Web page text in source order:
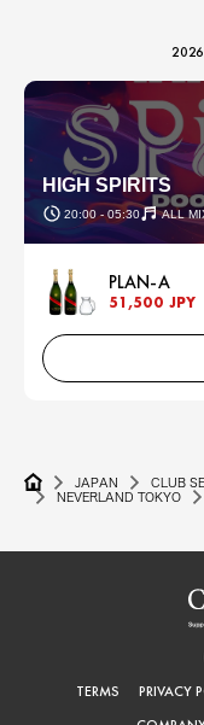
2026
HIGH SPIRITS
20:00 - 05:30 ALL
PLAN-A
51,500 JPY
JAPAN CLUB
NEVERLAND TOKYO
TERMS PRIVACY